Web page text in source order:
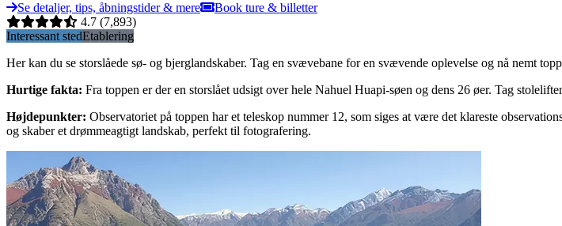
Se detaljer, tips, åbningstider & mere
Book ture & billetter
4.7 (7,893)
Interessant stedEtablering
Her kan du se storslåede sø- og bjerglandskaber. Tag en svævebane for en svævende oplevelse og nå nemt
Hurtige fakta: Fra toppen er der en storslået udsigt over hele Nahuel Huapi-søen og dens 26 øer. Tag
Højdepunkter: Observatoriet på toppen har et teleskop nummer 12, som siges at være det klareste
og skaber et drømmeagtigt landskab, perfekt til fotografering.